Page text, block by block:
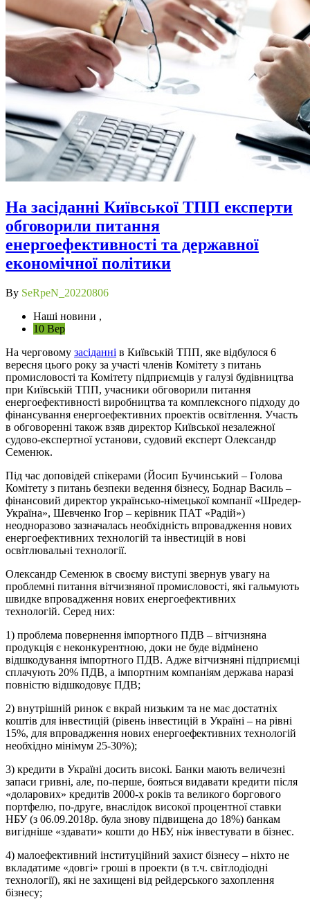
На засіданні Київської ТПП експерти
обговорили питання
енергоефективності та державної
економічної політики
By SeRpeN_20220806
Наші новини ,
10 Вер
На черговому засіданні в Київській ТПП, яке відбулося 6
вересня цього року за участі членів Комітету з питань
промисловості та Комітету підприємців у галузі будівництва
при Київській ТПП, учасники обговорили питання
енергоефективності виробництва та комплексного підходу до
фінансування енергоефективних проектів освітлення. Участь
в обговоренні також взяв директор Київської незалежної
судово-експертної установи, судовий експерт Олександр
Семенюк.
Під час доповідей спікерами (Йосип Бучинський – Голова
Комітету з питань безпеки ведення бізнесу, Боднар Василь –
фінансовий директор українсько-німецької компанії «Шредер-
Україна», Шевченко Ігор – керівник ПАТ «Радій»)
неодноразово зазначалась необхідність впровадження нових
енергоефективних технологій та інвестицій в нові
освітлювальні технології.
Олександр Семенюк в своєму виступі звернув увагу на
проблемні питання вітчизняної промисловості, які гальмують
швидке впровадження нових енергоефективних
технологій. Серед них:
1) проблема повернення імпортного ПДВ – вітчизняна
продукція є неконкурентною, доки не буде відмінено
відшкодування імпортного ПДВ. Адже вітчизняні підприємці
сплачують 20% ПДВ, а імпортним компаніям держава наразі
повністю відшкодовує ПДВ;
2) внутрішній ринок є вкрай низьким та не має достатніх
коштів для інвестицій (рівень інвестицій в Україні – на рівні
15%, для впровадження нових енергоефективних технологій
необхідно мінімум 25-30%);
3) кредити в Україні досить високі. Банки мають величезні
запаси гривні, але, по-перше, бояться видавати кредити після
«доларових» кредитів 2000-х років та великого боргового
портфелю, по-друге, внаслідок високої процентної ставки
НБУ (з 06.09.2018р. була знову підвищена до 18%) банкам
вигідніше «здавати» кошти до НБУ, ніж інвестувати в бізнес.
4) малоефективний інституційний захист бізнесу – ніхто не
вкладатиме «довгі» гроші в проекти (в т.ч. світлодіодні
технології), які не захищені від рейдерського захоплення
бізнесу;